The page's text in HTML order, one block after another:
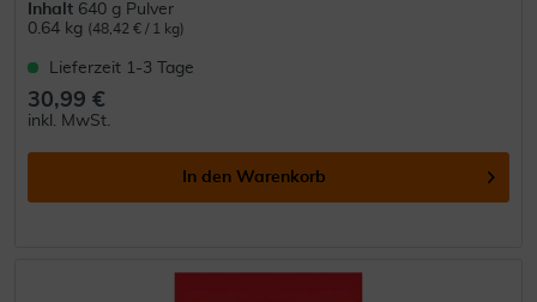
Inhalt 640 g Pulver
0.64 kg (48,42 € / 1 kg)
Lieferzeit 1-3 Tage
30,99 €
inkl. MwSt.
In den Warenkorb